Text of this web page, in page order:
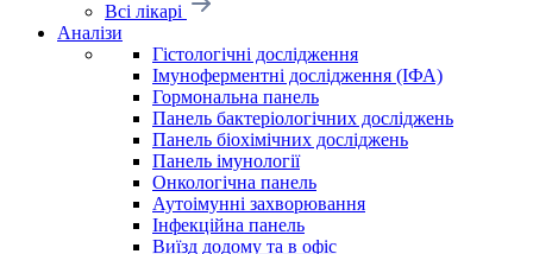
Всі лікарі
Аналізи
Гістологічні дослідження
Імуноферментні дослідження (ІФА)
Гормональна панель
Панель бактеріологічних досліджень
Панель біохімічних досліджень
Панель імунології
Онкологічна панель
Аутоімунні захворювання
Інфекційна панель
Виїзд додому та в офіс